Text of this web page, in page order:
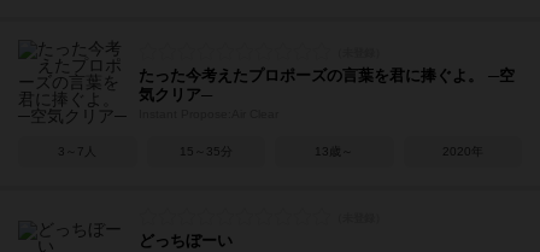
たった今考えたプロポーズの言葉を君に捧ぐよ。 ─空
気クリア─
3～7人 15～35分 13歳～ 2020年
どっちぼーい